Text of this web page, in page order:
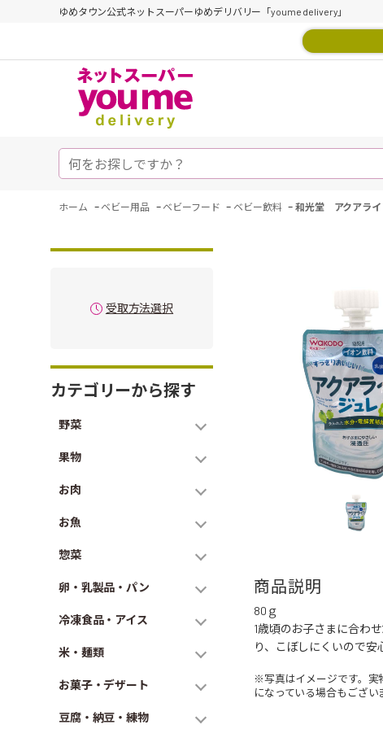
ゆめタウン公式ネットスーパーゆめデリバリー「youme delivery」
ホーム - ベビー用品 - ベビーフード - ベビー飲料 -和光堂 アクアラ
受取方法選択
カテゴリーから探す
野菜
果物
お肉
お魚
惣菜
卵・乳製品・パン
冷凍食品・アイス
米・麺類
お菓子・デザート
豆腐・納豆・練物
商品説明
80ｇ
1歳頃のお子さまに合わ
り、こぼしにくいので安
※写真はイメージです。実
になっている場合もござ